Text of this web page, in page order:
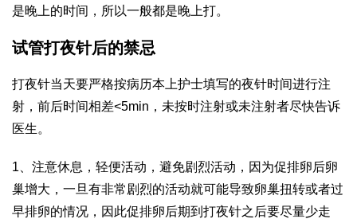
是晚上的时间，所以一般都是晚上打。
试管打夜针后的禁忌
打夜针当天要严格按病历本上护士填写的夜针时间进行注
射，前后时间相差<5min，未按时注射或未注射者尽快告诉
医生。
1、注意休息，轻便活动，避免剧烈活动，因为促排卵后卵
巢增大，一旦有非常剧烈的活动就可能导致卵巢扭转或者过
早排卵的情况，因此促排卵后期到打夜针之后要尽量少走